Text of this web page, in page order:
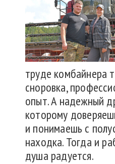
труде комбайнера
сноровка,
опыт. А надежный
которому
и понимаешь с
находка. Тогда и
душа радуется.